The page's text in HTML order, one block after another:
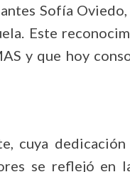
Sofía
Este
y que hoy
cuya
se reflejó en